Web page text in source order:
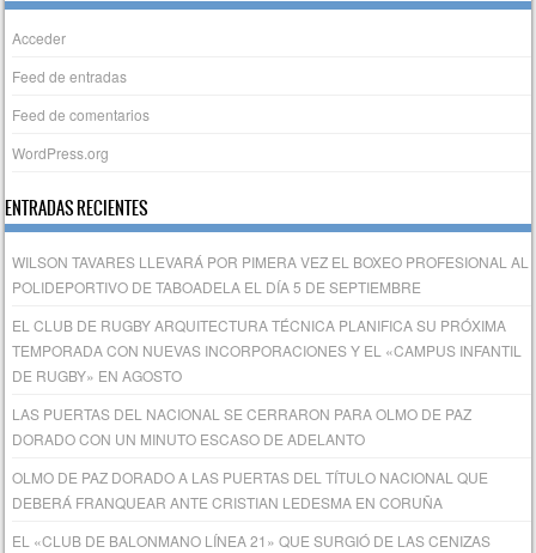
Acceder
Feed de entradas
Feed de comentarios
WordPress.org
ENTRADAS RECIENTES
WILSON TAVARES LLEVARÁ POR PIMERA VEZ EL BOXEO PROFESIONAL AL
POLIDEPORTIVO DE TABOADELA EL DÍA 5 DE SEPTIEMBRE
EL CLUB DE RUGBY ARQUITECTURA TÉCNICA PLANIFICA SU PRÓXIMA
TEMPORADA CON NUEVAS INCORPORACIONES Y EL «CAMPUS INFANTIL
DE RUGBY» EN AGOSTO
LAS PUERTAS DEL NACIONAL SE CERRARON PARA OLMO DE PAZ
DORADO CON UN MINUTO ESCASO DE ADELANTO
OLMO DE PAZ DORADO A LAS PUERTAS DEL TÍTULO NACIONAL QUE
DEBERÁ FRANQUEAR ANTE CRISTIAN LEDESMA EN CORUÑA
EL «CLUB DE BALONMANO LÍNEA 21» QUE SURGIÓ DE LAS CENIZAS